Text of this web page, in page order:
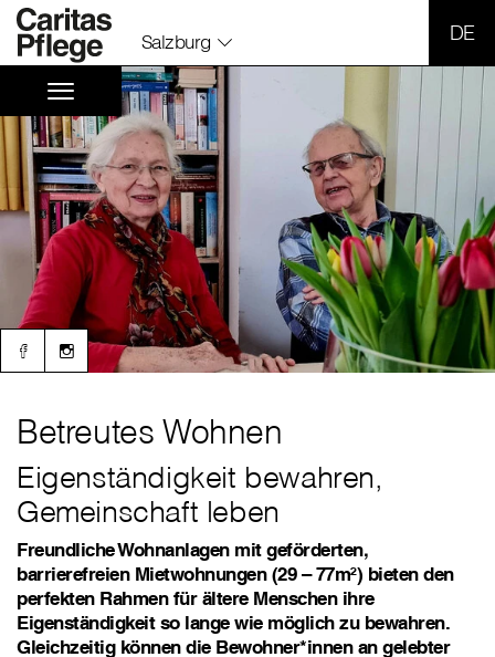
Salzburg
Betreutes Wohnen
Eigenständigkeit bewahren,
Gemeinschaft leben
Freundliche Wohnanlagen mit geförderten,
barrierefreien Mietwohnungen (29 – 77m²) bieten den
perfekten Rahmen für ältere Menschen ihre
Eigenständigkeit so lange wie möglich zu bewahren.
Gleichzeitig können die Bewohner*innen an gelebter